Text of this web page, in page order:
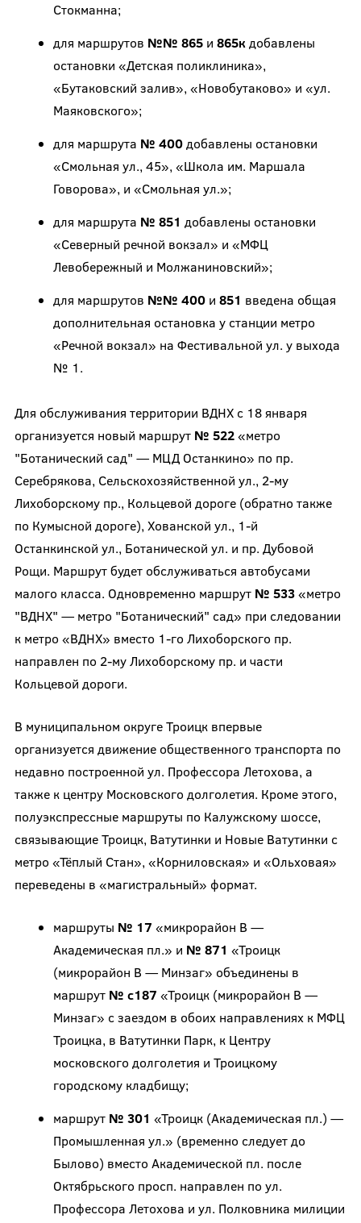
Стокманна;
для маршрутов №№ 865и 865кдобавлены
остановки «Детская поликлиника»,
«Бутаковский залив», «Новобутаково» и «ул.
Маяковского»;
для маршрута № 400добавлены остановки
«Смольная ул., 45», «Школа им. Маршала
Говорова», и «Смольная ул.»;
для маршрута № 851 добавлены остановки
«Северный речной вокзал» и «МФЦ
Левобережный и Молжаниновский»;
для маршрутов №№ 400и 851 введена общая
дополнительная остановка у станции метро
«Речной вокзал» на Фестивальной ул. у выхода
№ 1.
Для обслуживания территории ВДНХ с 18 января
организуется новый маршрут № 522«метро
"Ботанический сад" — МЦД Останкино» по пр.
Серебрякова, Сельскохозяйственной ул., 2-му
Лихоборскому пр., Кольцевой дороге (обратно также
по Кумысной дороге), Хованской ул., 1-й
Останкинской ул., Ботанической ул. и пр. Дубовой
Рощи. Маршрут будет обслуживаться автобусами
малого класса. Одновременно маршрут № 533«метро
"ВДНХ" — метро "Ботанический" сад» при следовании
к метро «ВДНХ» вместо 1-го Лихоборского пр.
направлен по 2-му Лихоборскому пр. и части
Кольцевой дороги.
В муниципальном округе Троицк впервые
организуется движение общественного транспорта по
недавно построенной ул. Профессора Летохова, а
также к центру Московского долголетия. Кроме этого,
полуэкспрессные маршруты по Калужскому шоссе,
связывающие Троицк, Ватутинки и Новые Ватутинки с
метро «Тёплый Стан», «Корниловская» и «Ольховая»
переведены в «магистральный» формат.
маршруты № 17 «микрорайон В —
Академическая пл.» и № 871 «Троицк
(микрорайон В — Минзаг» объединены в
маршрут № с187 «Троицк (микрорайон В —
Минзаг» с заездом в обоих направлениях к МФЦ
Троицка, в Ватутинки Парк, к Центру
московского долголетия и Троицкому
городскому кладбищу;
маршрут № 301 «Троицк (Академическая пл.) —
Промышленная ул.» (временно следует до
Былово) вместо Академической пл. после
Октябрьского просп. направлен по ул.
Профессора Летохова и ул. Полковника милиции